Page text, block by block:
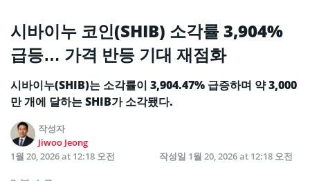
시바이누 코인(SHIB) 소각률 3,904%
급등… 가격 반등 기대 재점화
시바이누(SHIB)는 소각률이 3,904.47% 급증하며 약 3,000
만 개에 달하는 SHIB가 소각됐다.
작성자
Jiwoo Jeong
1월 20, 2026 at 12:18 오전
작성일 1월 20, 2026 at 12:18 오전